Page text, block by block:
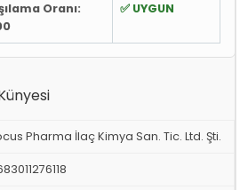
Oranı:
✅ UYGUN
Pharma İlaç Kimya San. Tic. Ltd. Şti.